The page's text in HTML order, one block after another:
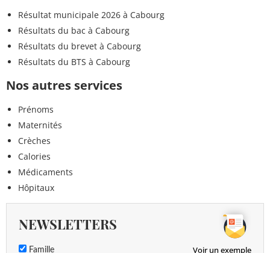
Résultat municipale 2026 à Cabourg
Résultats du bac à Cabourg
Résultats du brevet à Cabourg
Résultats du BTS à Cabourg
Nos autres services
Prénoms
Maternités
Crèches
Calories
Médicaments
Hôpitaux
NEWSLETTERS
Famille Voir un exemple